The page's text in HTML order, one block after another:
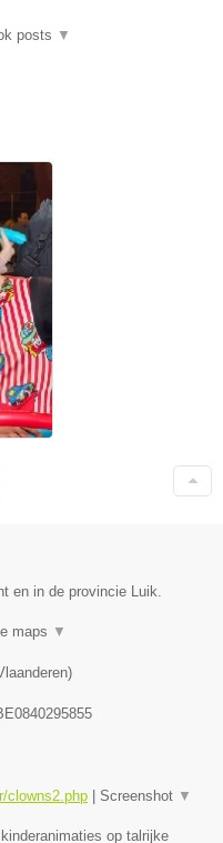
posts ▼
en in de provincie Luik.
maps ▼
)
clowns2.php Screenshot ▼
op talrijke